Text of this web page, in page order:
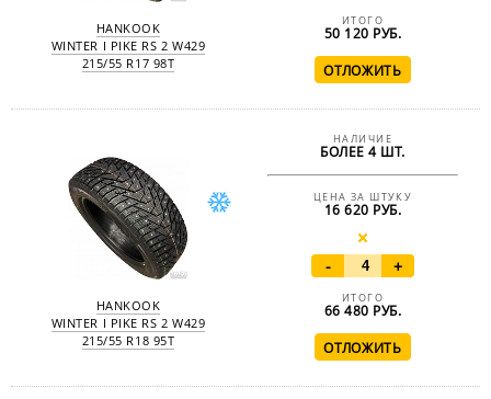
HANKOOK
WINTER I PIKE RS 2 W429
215/55 R17 98T
ИТОГО
50 120 РУБ.
HANKOOK
WINTER I PIKE RS 2 W429
215/55 R18 95T
НАЛИЧИЕ
БОЛЕЕ 4 ШТ.
ЦЕНА ЗА ШТУКУ
16 620 РУБ.
- +
ИТОГО
66 480 РУБ.